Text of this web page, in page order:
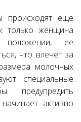
происходят еще
только женщина
ее
что влечет за
молочных
специальные
предупредить
активно